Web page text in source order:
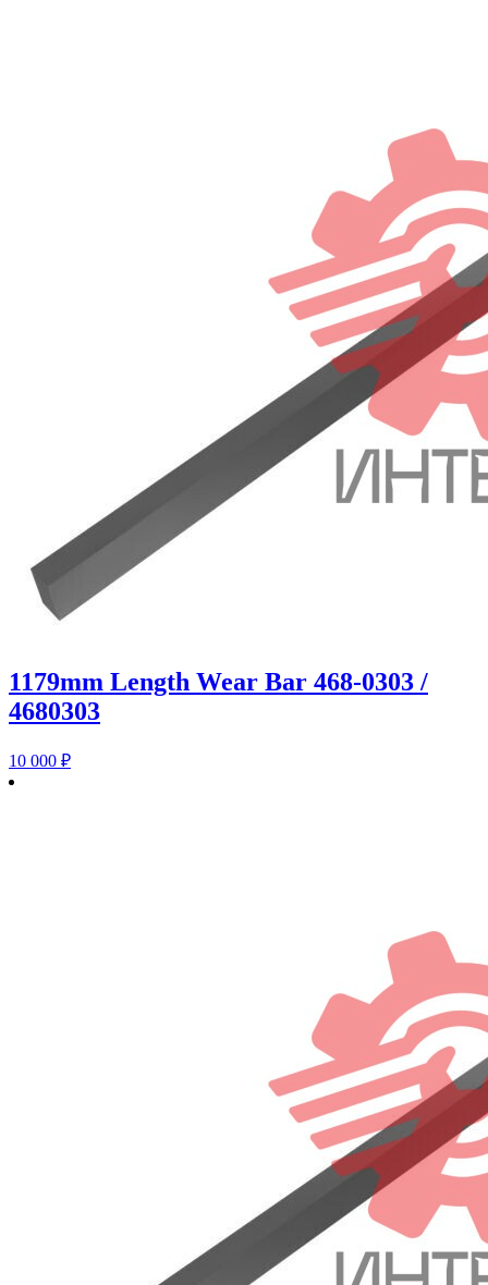
1179mm Length Wear Bar 468-0303 /
4680303
10 000 ₽